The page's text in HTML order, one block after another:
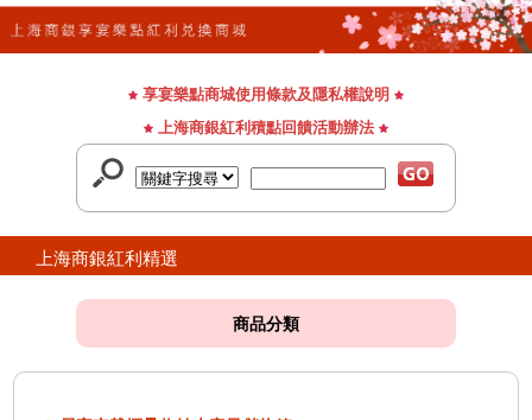
享宴樂點商城使用條款及隱私權說明
上海商銀紅利積點回饋活動辦法
上海商銀紅利精選
商品分類